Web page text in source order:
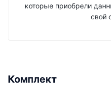
которые приобрели
свой
Комплект